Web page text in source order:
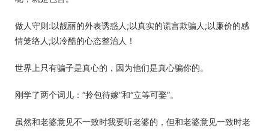
做人守则:以靓丽的外表诱惑人;以真实的谎言欺骗人;以廉价的感
情笼络人;以冷酷的心态整治人！
世界上只有骗子是真心的，因为他们是真心骗你的。
刚学了两个词儿：“拎包待嫁”和“立等可娶”。
虽然和老婆意见不一致时我要听老婆的，但和老婆意见一致时老